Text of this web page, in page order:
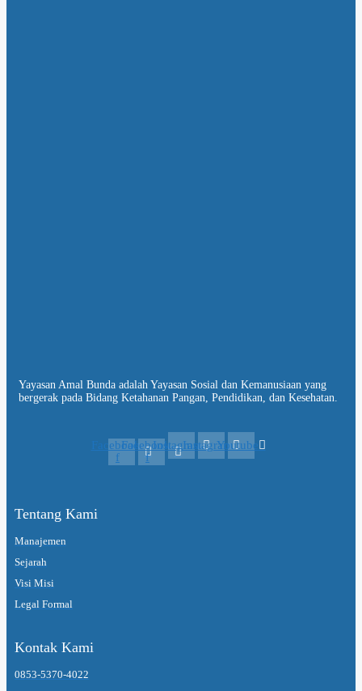
Yayasan Amal Bunda adalah Yayasan Sosial dan Kemanusiaan yang
bergerak pada Bidang Ketahanan Pangan, Pendidikan, dan Kesehatan.
Facebook-
f
Facebook-
f
InstagramInstagramYoutube
Tentang Kami
Manajemen
Sejarah
Visi Misi
Legal Formal
Kontak Kami
0853-5370-4022